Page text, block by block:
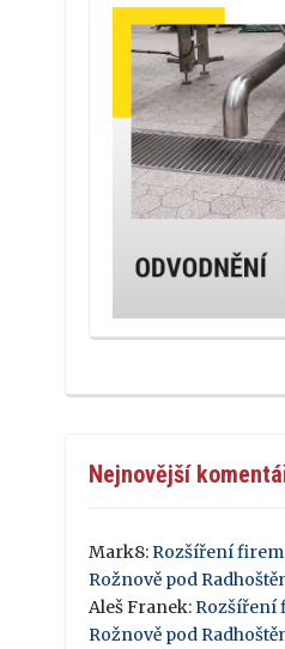
Nejnovější
Mark8: Rozšíření
Rožnově pod
Aleš Franek: Rozšíření
Rožnově pod